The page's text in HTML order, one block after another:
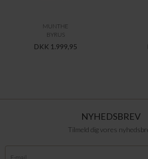
MUNTHE
BYRUS
DKK 1.999,95
NYHEDSBREV
Tilmeld dig vores